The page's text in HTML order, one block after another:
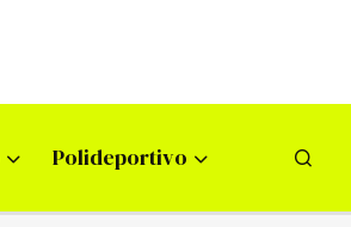
Polideportivo